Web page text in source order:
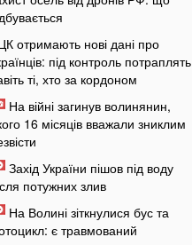
отримають нові дані про
під контроль потраплять
ті, хто за кордоном
На війні загинув волинянин,
16 місяців вважали зниклим
Захід України пішов під воду
потужних злив
На Волині зіткнулися бус та
є травмований